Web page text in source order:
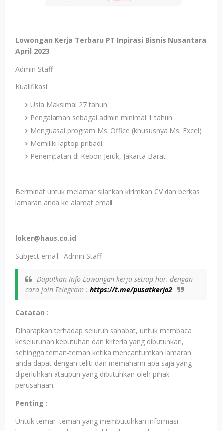
Lowongan Kerja Terbaru PT Inpirasi Bisnis Nusantara
April 2023
Admin Staff
Kualifikasi:
Usia Maksimal 27 tahun
Pengalaman sebagai admin minimal 1 tahun
Menguasai program Ms. Office (khususnya Ms. Excel)
Memiliki laptop pribadi
Penempatan di Kebon Jeruk, Jakarta Barat
Berminat untuk melamar silahkan kirimkan CV dan berkas
lamaran anda ke alamat email :
loker@haus.co.id
Subject email : Admin Staff
Dapatkan Info Lowongan kerja setiap hari dengan
cara join Telegram : https://t.me/pusatkerja2
Catatan :
Diharapkan terhadap seluruh sahabat, untuk membaca
keseluruhan kebutuhan dan kriteria yang dibutuhkan,
sehingga teman-teman ketika mencantumkan lamaran
anda dapat dengan teliti dan memahami apa saja yang
diperluhkan ataupun yang dibutuhkan oleh pihak
perusahaan.
Penting :
Untuk teman-teman yang membutuhkan informasi